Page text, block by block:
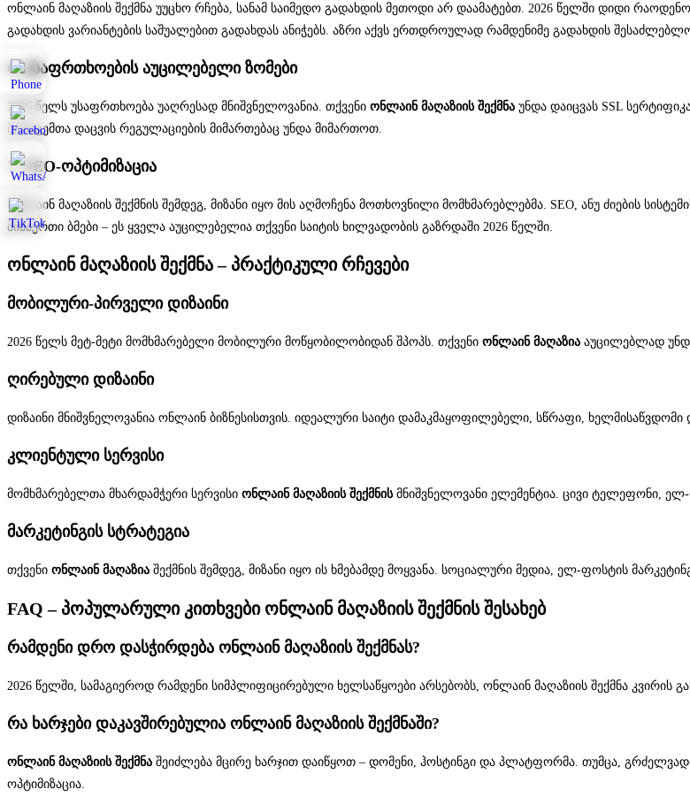
ონლაინ მაღაზიის შექმნა უუცხო რჩება, სანამ საიმედო გადახდის მეთოდი არ დაამატებთ. 2026 წელში დიდი
გადახდის ვარიანტების საშუალებით გადახდას ანიჭებს. აზრი აქვს ერთდროულად რამდენიმე გადახდის
6. უსაფრთხოების აუცილებელი ზომები
2026 წელს უსაფრთხოება უაღრესად მნიშვნელოვანია. თქვენი ონლაინ მაღაზიის შექმნა უნდა დაიცვას SSL
მონაცემთა დაცვის რეგულაციების მიმართებაც უნდა მიმართოთ.
7. SEO-ოპტიმიზაცია
ონლაინ მაღაზიის შექმნის შემდეგ, მიზანი იყო მის აღმოჩენა მოთხოვნილი მომხმარებლებმა. SEO, ანუ ძიების
შინაერთი ბმები – ეს ყველა აუცილებელია თქვენი საიტის ხილვადობის გაზრდაში 2026 წელში.
ონლაინ მაღაზიის შექმნა – პრაქტიკული რჩევები
მობილური-პირველი დიზაინი
2026 წელს მეტ-მეტი მომხმარებელი მობილური მოწყობილობიდან შპოპს. თქვენი ონლაინ მაღაზია აუცილებლად
ღირებული დიზაინი
დიზაინი მნიშვნელოვანია ონლაინ ბიზნესისთვის. იდეალური საიტი დამაკმაყოფილებელი, სწრაფი,
კლიენტული სერვისი
მომხმარებელთა მხარდამჭერი სერვისი ონლაინ მაღაზიის შექმნისმნიშვნელოვანი ელემენტია. ცივი ტელეფონი,
მარკეტინგის სტრატეგია
თქვენი ონლაინ მაღაზია შექმნის შემდეგ, მიზანი იყო ის ხმებამდე მოყვანა. სოციალური მედია, ელ-ფოსტის
FAQ – პოპულარული კითხვები ონლაინ მაღაზიის შექმნის შესახებ
რამდენი დრო დასჭირდება ონლაინ მაღაზიის შექმნას?
2026 წელში, სამაგიეროდ რამდენი სიმპ­ლიფიცირებული ხელსაწყოები არსებობს, ონლაინ მაღაზიის შექმნა
რა ხარჯები დაკავშირებულია ონლაინ მაღაზიის შექმნაში?
ონლაინ მაღაზიის შექმნა შეიძლება მცირე ხარჯით დაიწყოთ – დომენი, ჰოსტინგი და პლატფორმა. თუმცა,
ოპტიმიზაცია.